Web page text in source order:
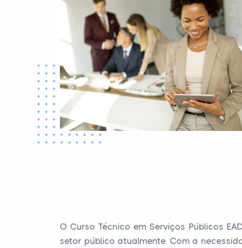
O Curso Técnico em Serviços Públicos
setor público atualmente. Com a